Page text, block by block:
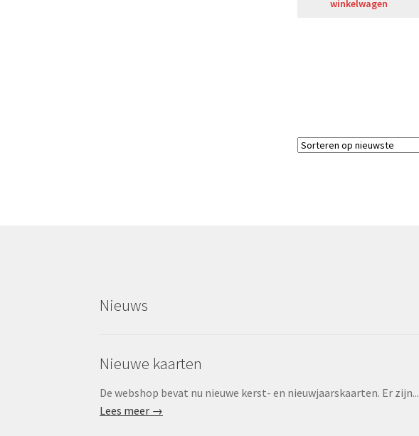
winkelwagen
Nieuws
Nieuwe kaarten
De webshop bevat nu nieuwe kerst- en nieuwjaarskaarten. Er zijn...
Lees meer →